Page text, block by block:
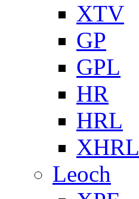
XTV
GP
GPL
HR
HRL
XHRL
Leoch